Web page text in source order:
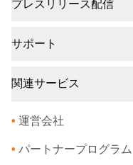
プレスリリース配信
サポート
関連サービス
• 運営会社
• パートナープログラム